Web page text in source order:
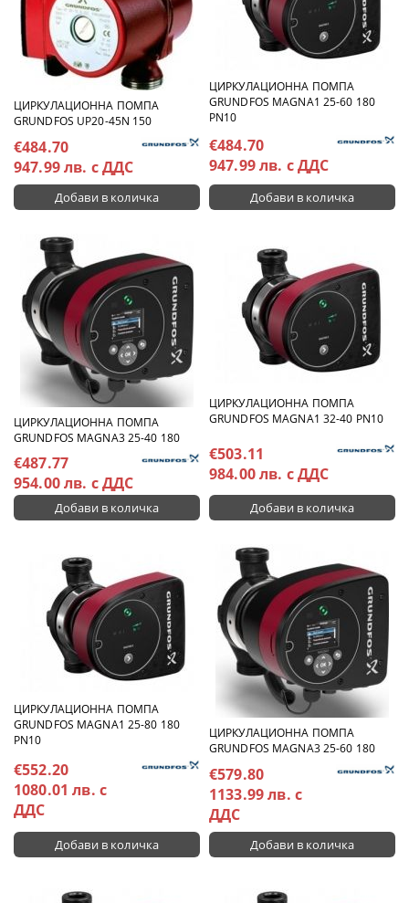
ЦИРКУЛАЦИОННА ПОМПА
GRUNDFOS UP20-45N 150
€484.70
947.99 лв. с ДДС
ЦИРКУЛАЦИОННА ПОМПА
GRUNDFOS MAGNA1 25-60 180
PN10
€484.70
947.99 лв. с ДДС
ЦИРКУЛАЦИОННА ПОМПА
GRUNDFOS MAGNA3 25-40 180
€487.77
954.00 лв. с ДДС
ЦИРКУЛАЦИОННА ПОМПА
GRUNDFOS MAGNA1 32-40 PN10
€503.11
984.00 лв. с ДДС
ЦИРКУЛАЦИОННА ПОМПА
GRUNDFOS MAGNA1 25-80 180
PN10
€552.20
1080.01 лв. с
ДДС
ЦИРКУЛАЦИОННА ПОМПА
GRUNDFOS MAGNA3 25-60 180
€579.80
1133.99 лв. с
ДДС